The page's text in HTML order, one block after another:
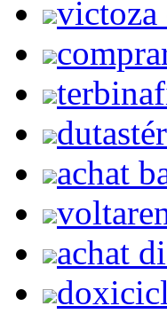
victoza
achat
achat